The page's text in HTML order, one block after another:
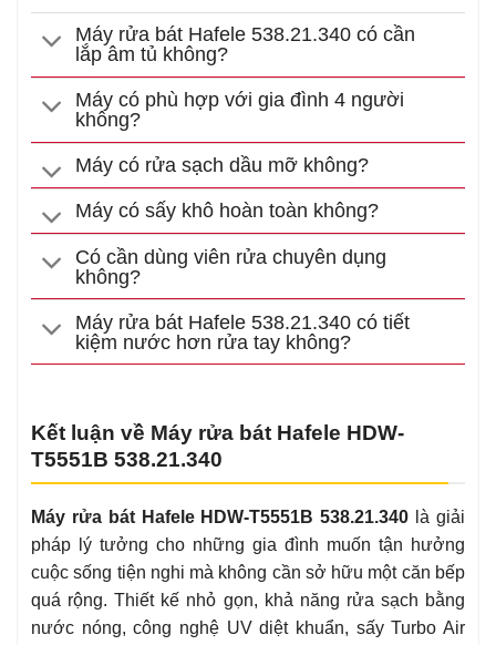
Máy rửa bát Hafele 538.21.340 có cần
lắp âm tủ không?
Máy có phù hợp với gia đình 4 người
không?
Máy có rửa sạch dầu mỡ không?
Máy có sấy khô hoàn toàn không?
Có cần dùng viên rửa chuyên dụng
không?
Máy rửa bát Hafele 538.21.340 có tiết
kiệm nước hơn rửa tay không?
Kết luận về Máy rửa bát Hafele HDW-
T5551B 538.21.340
Máy rửa bát Hafele HDW-T5551B 538.21.340 là giải
pháp lý tưởng cho những gia đình muốn tận hưởng
cuộc sống tiện nghi mà không cần sở hữu một căn bếp
quá rộng. Thiết kế nhỏ gọn, khả năng rửa sạch bằng
nước nóng, công nghệ UV diệt khuẩn, sấy Turbo Air